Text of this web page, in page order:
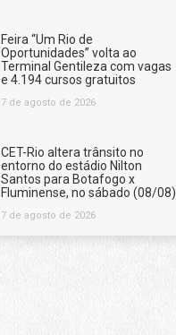
Feira “Um Rio de
Oportunidades” volta ao
Terminal Gentileza com vagas
e 4.194 cursos gratuitos
7 de agosto de 2026
CET-Rio altera trânsito no
entorno do estádio Nilton
Santos para Botafogo x
Fluminense, no sábado (08/08)
7 de agosto de 2026